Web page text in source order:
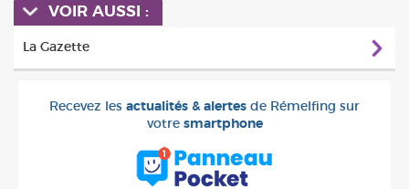
VOIR AUSSI :
La Gazette
Recevez les actualités & alertes de Rémelfing sur
votre smartphone